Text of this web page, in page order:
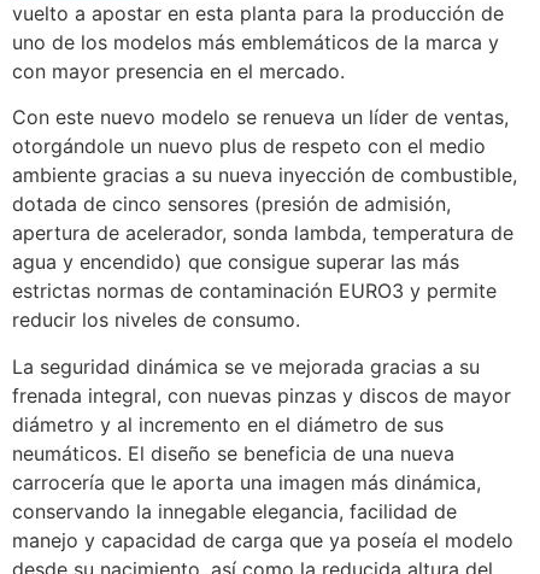
vuelto a apostar en esta planta para la producción de
uno de los modelos más emblemáticos de la marca y
con mayor presencia en el mercado.
Con este nuevo modelo se renueva un líder de ventas,
otorgándole un nuevo plus de respeto con el medio
ambiente gracias a su nueva inyección de combustible,
dotada de cinco sensores (presión de admisión,
apertura de acelerador, sonda lambda, temperatura de
agua y encendido) que consigue superar las más
estrictas normas de contaminación EURO3 y permite
reducir los niveles de consumo.
La seguridad dinámica se ve mejorada gracias a su
frenada integral, con nuevas pinzas y discos de mayor
diámetro y al incremento en el diámetro de sus
neumáticos. El diseño se beneficia de una nueva
carrocería que le aporta una imagen más dinámica,
conservando la innegable elegancia, facilidad de
manejo y capacidad de carga que ya poseía el modelo
desde su nacimiento, así como la reducida altura del